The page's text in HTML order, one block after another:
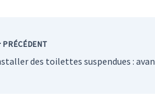
PRÉCÉDENT